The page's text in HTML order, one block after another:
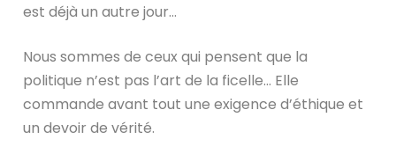
est déjà un autre jour…
Nous sommes de ceux qui pensent que la
politique n’est pas l’art de la ficelle… Elle
commande avant tout une exigence d’éthique et
un devoir de vérité.